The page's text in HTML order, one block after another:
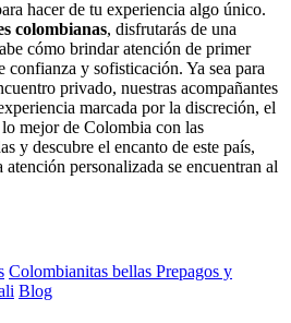
hacer de tu experiencia algo único.
colombianas, disfrutarás de una
cómo brindar atención de primer
confianza y sofisticación. Ya sea para
privado, nuestras acompañantes
marcada por la discreción, el
mejor de Colombia con las
y descubre el encanto de este país,
personalizada se encuentran al
Colombianitas bellas Prepagos y
Blog